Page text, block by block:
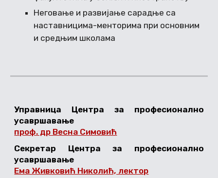
Неговање и развијање сарадње са
наставницима-менторима при основним
и средњим школама
Управница Центра за професионално
усавршавање
проф. др Весна Симовић
Секретар Центра за професионално
усавршавање
Ема Живковић Николић, лектор